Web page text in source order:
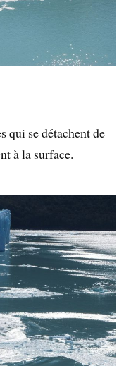
qui se détachent de
à la surface.